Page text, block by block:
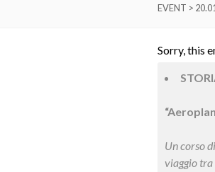
EVENT >
Sorry, this
Un corso
viaggio tra